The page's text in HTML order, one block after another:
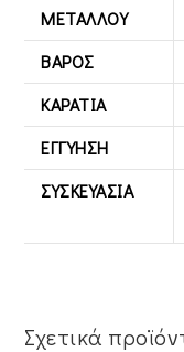
ΜΕΤΆΛΛΟΥ
ΒΆΡΟΣ
ΚΑΡΆΤΙΑ
ΕΓΓΎΗΣΗ
ΣΥΣΚΕΥΑΣΊΑ
Σχετικά